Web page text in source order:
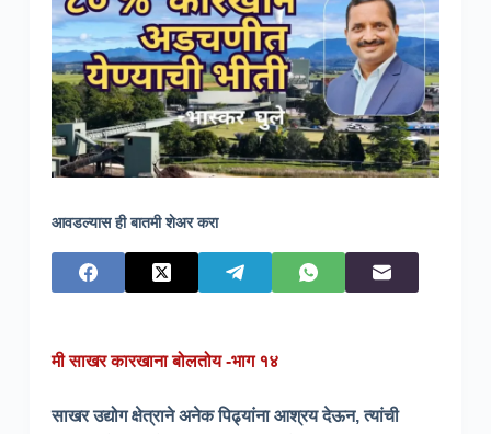
आवडल्यास ही बातमी शेअर करा
मी साखर कारखाना बोलतोय -भाग १४
साखर उद्योग क्षेत्राने अनेक पिढ्यांना आश्रय देऊन, त्यांची